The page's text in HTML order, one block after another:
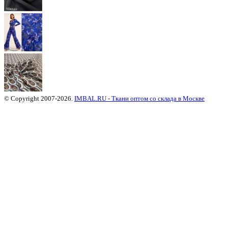
© Copyright 2007-2026. IMBAL.RU - Ткани оптом со склада в Москве